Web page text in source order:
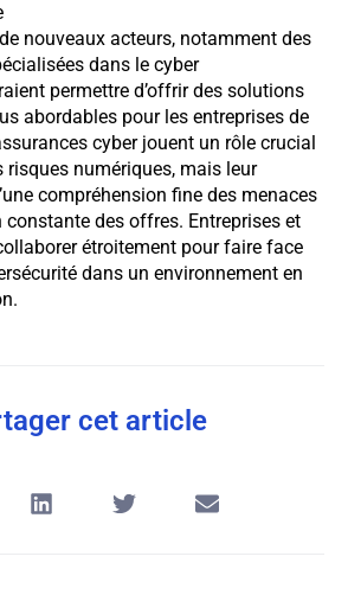
de nouveaux acteurs, notamment des
dans le cyber
permettre d’offrir des solutions
abordables pour les entreprises de
cyber jouent un rôle crucial
risques numériques, mais leur
compréhension fine des menaces
constante des offres. Entreprises et
étroitement pour faire face
dans un environnement en
cet article